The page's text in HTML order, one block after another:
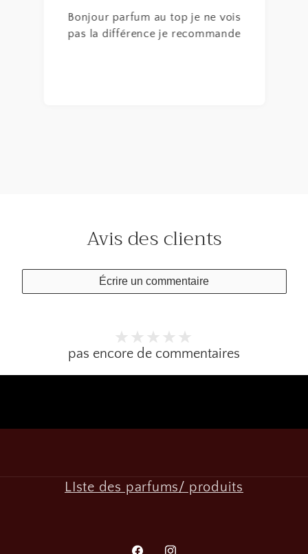
Bonjour parfum au top je ne vois
pas la différence je recommande
Avis des clients
Écrire un commentaire
pas encore de commentaires
LIste des parfums/ produits